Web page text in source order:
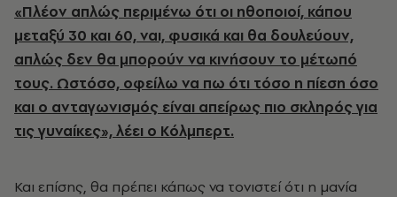
«Πλέον απλώς περιμένω ότι οι ηθοποιοί, κάπου
μεταξύ 30 και 60, ναι, φυσικά και θα δουλεύουν,
απλώς δεν θα μπορούν να κινήσουν το μέτωπό
τους. Ωστόσο, οφείλω να πω ότι τόσο η πίεση όσο
και ο ανταγωνισμός είναι απείρως πιο σκληρός για
τις γυναίκες», λέει ο Κόλμπερτ.
Και επίσης, θα πρέπει κάπως να τονιστεί ότι η μανία